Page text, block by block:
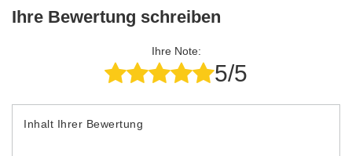
Ihre Bewertung schreiben
Ihre Note:
5/5
Inhalt Ihrer Bewertung